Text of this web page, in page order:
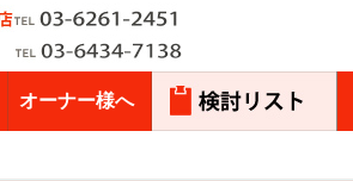
オーナー様へ